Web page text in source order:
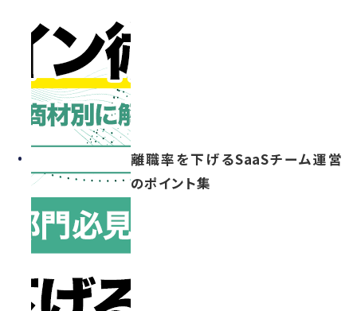
離職率を下げるSaaSチーム運営
のポイント集